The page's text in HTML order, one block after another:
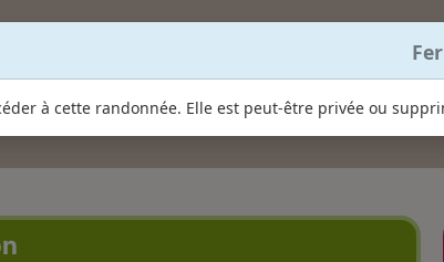
à cette randonnée. Elle est peut-être privée ou